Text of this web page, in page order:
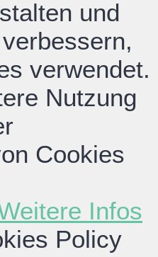
und
verwendet.
Nutzung
Cookies
Infos
Policy